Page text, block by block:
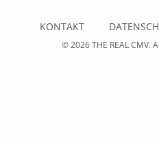
KONTAKT
© 2026THE REAL CMV.